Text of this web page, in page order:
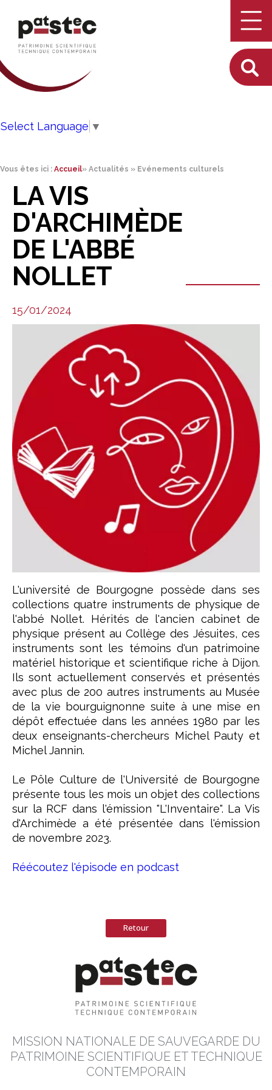
Select Language ▼
Vous êtes ici : Accueil» Actualités » Evénements culturels
LA VIS
D'ARCHIMÈDE
DE L'ABBÉ
NOLLET
15/01/2024
L'université de Bourgogne possède dans ses
collections quatre instruments de physique de
l'abbé Nollet. Hérités de l'ancien cabinet de
physique présent au Collège des Jésuites, ces
instruments sont les témoins d'un patrimoine
matériel historique et scientifique riche à Dijon.
Ils sont actuellement conservés et présentés
avec plus de 200 autres instruments au Musée
de la vie bourguignonne suite à une mise en
dépôt effectuée dans les années 1980 par les
deux enseignants-chercheurs Michel Pauty et
Michel Jannin.
Le Pôle Culture de l'Université de Bourgogne
présente tous les mois un objet des collections
sur la RCF dans l'émission "L'Inventaire". La Vis
d'Archimède a été présentée dans l'émission
de novembre 2023.
Réécoutez l'épisode en podcast
Retour
MISSION NATIONALE DE SAUVEGARDE DU
PATRIMOINE SCIENTIFIQUE ET TECHNIQUE
CONTEMPORAIN